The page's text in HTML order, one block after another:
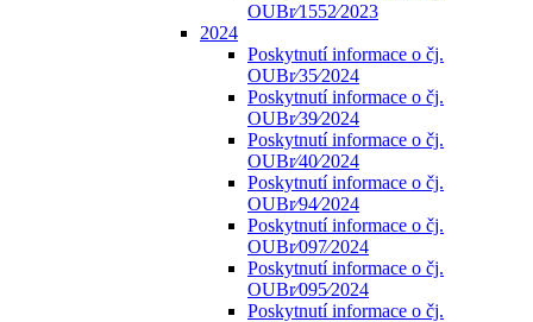
OUBr⁄1552⁄2023
2024
Poskytnutí informace o čj.
OUBr⁄35⁄2024
Poskytnutí informace o čj.
OUBr⁄39⁄2024
Poskytnutí informace o čj.
OUBr⁄40⁄2024
Poskytnutí informace o čj.
OUBr⁄94⁄2024
Poskytnutí informace o čj.
OUBr⁄097⁄2024
Poskytnutí informace o čj.
OUBr⁄095⁄2024
Poskytnutí informace o čj.